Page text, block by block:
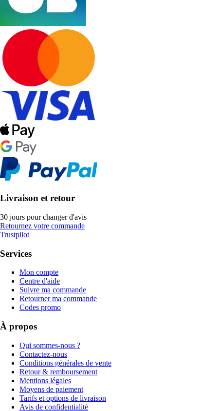
Livraison et retour
30 jours pour changer d'avis
Retournez votre commande
Trustpilot
Services
Mon compte
Centre d'aide
Suivre ma commande
Retourner ma commande
Codes promo
À propos
Qui sommes-nous ?
Contactez-nous
Conditions générales de vente
Retour & remboursement
Mentions légales
Moyens de paiement
Tarifs et options de livraison
Avis de confidentialité